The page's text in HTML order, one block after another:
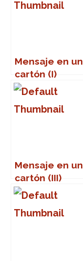
Mensaje en un
cartón (I)
Mensaje en un
cartón (III)